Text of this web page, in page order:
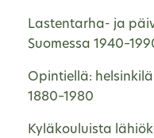
Lastentarha- ja
Suomessa
Opintiellä:
1880–1980
Kyläkouluista